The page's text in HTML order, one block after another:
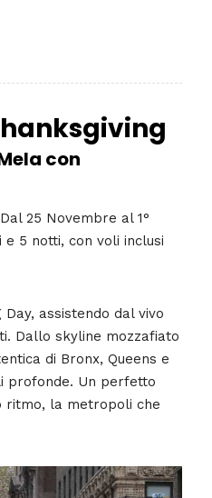
con
25 Novembre al 1°
5 notti, con voli inclusi
assistendo dal vivo
Dallo skyline mozzafiato
di Bronx, Queens e
profonde. Un perfetto
ritmo, la metropoli che